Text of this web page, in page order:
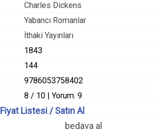
Charles Dickens
Yabancı Romanlar
İthaki Yayınları
1843
144
9786053758402
8 / 10 | Yorum: 9
Fiyat Listesi / Satın Al
bedava al